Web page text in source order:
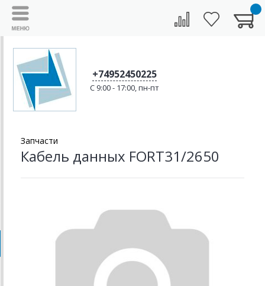
+74952450225
C 9:00 - 17:00, пн-пт
Запчасти
Кабель данных FORT31/2650